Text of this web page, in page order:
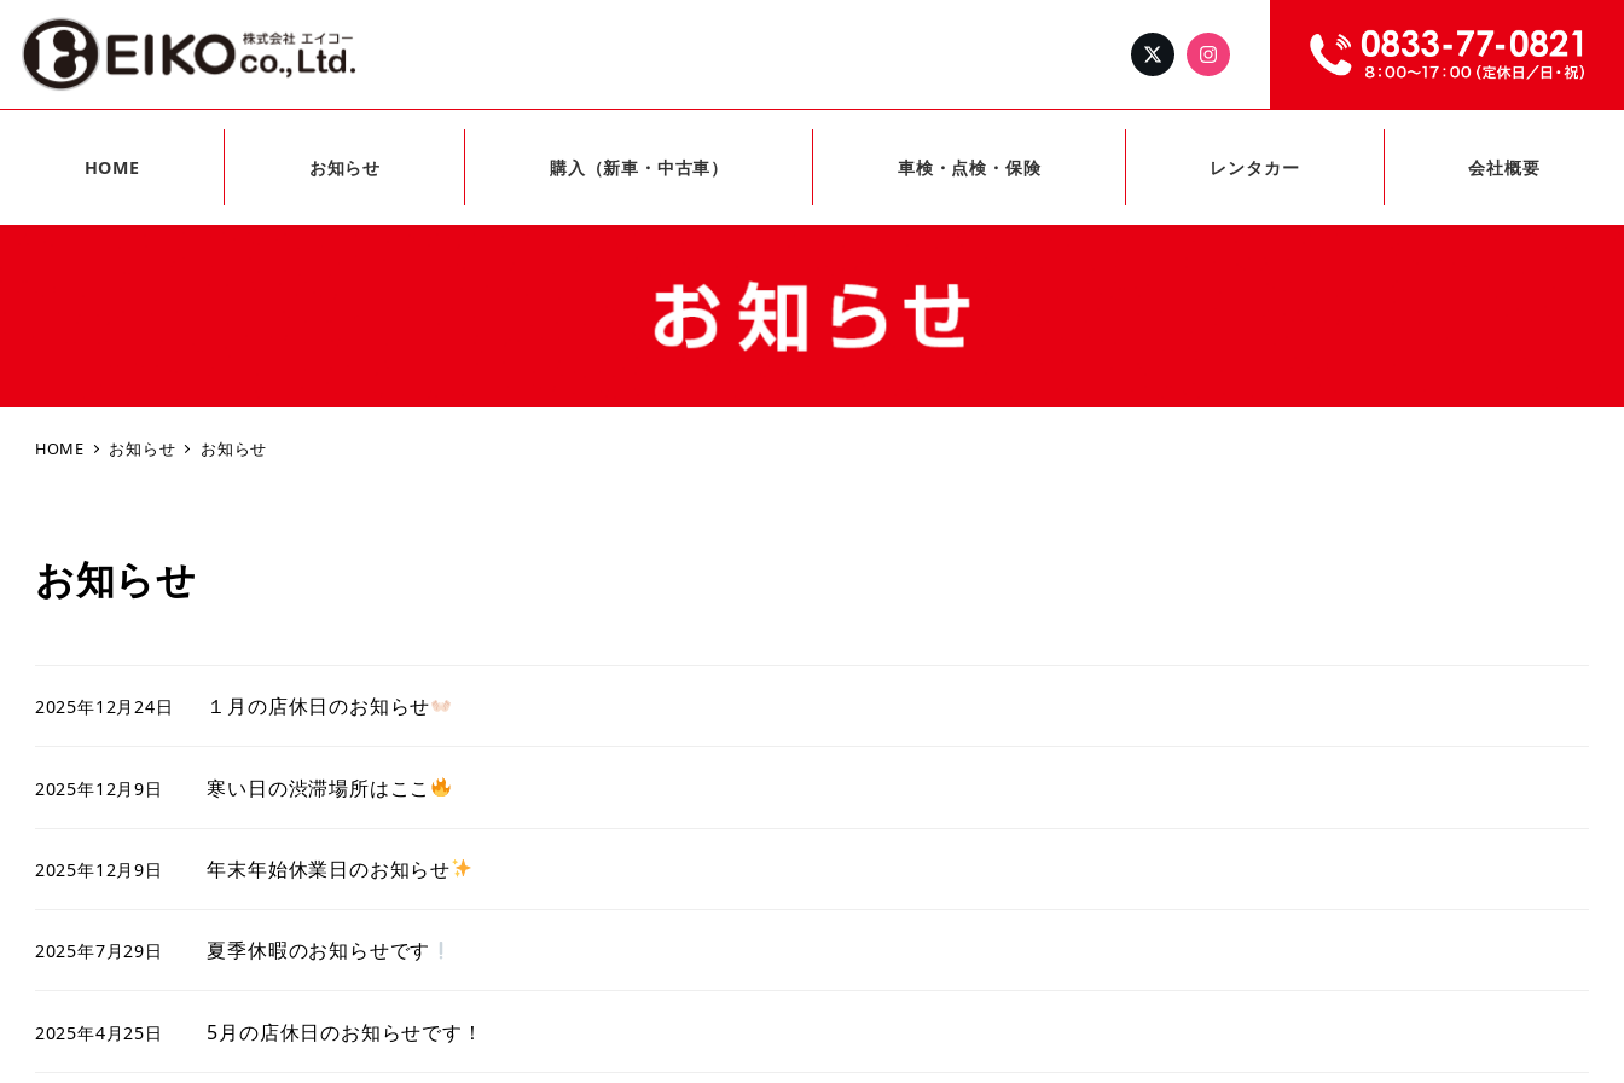
HOME お知らせ 購入（新車・中古車） 車検・点検・保険 レンタカー 会社概要
HOME お知らせ お知らせ
お知らせ
１月の店休日のお知らせ
2025年12月24日
寒い日の渋滞場所はここ
2025年12月9日
年末年始休業日のお知らせ
2025年12月9日
夏季休暇のお知らせです
2025年7月29日
5月の店休日のお知らせです！
2025年4月25日